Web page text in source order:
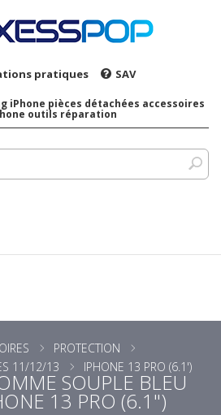
pratiques SAV
iPhone pièces détachées accessoires
outils réparation
PROTECTION
11/12/13 IPHONE 13 PRO (6.1')
SOUPLE BLEU
13 PRO (6.1")